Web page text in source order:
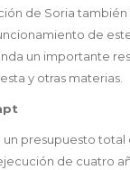
de Soria
de
un importante
y otras materias.
presupuesto total
de cuatro